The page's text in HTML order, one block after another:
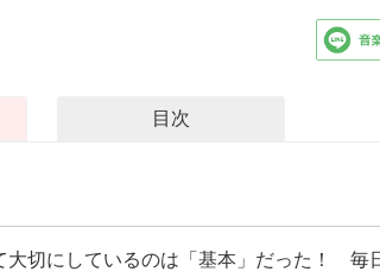
目次
大切にしているのは「基本」だった！ 毎